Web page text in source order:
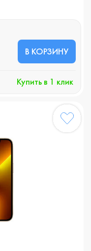
В КОРЗИНУ
Купить в 1 клик